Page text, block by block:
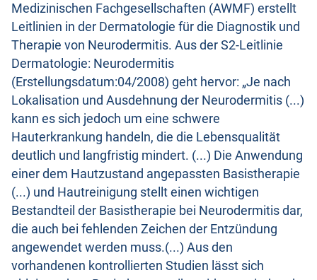
Medizinischen Fachgesellschaften (AWMF) erstellt
Leitlinien in der Dermatologie für die Diagnostik und
Therapie von Neurodermitis. Aus der S2-Leitlinie
Dermatologie: Neurodermitis
(Erstellungsdatum:04/2008) geht hervor: „Je nach
Lokalisation und Ausdehnung der Neurodermitis (...)
kann es sich jedoch um eine schwere
Hauterkrankung handeln, die die Lebensqualität
deutlich und langfristig mindert. (...) Die Anwendung
einer dem Hautzustand angepassten Basistherapie
(...) und Hautreinigung stellt einen wichtigen
Bestandteil der Basistherapie bei Neurodermitis dar,
die auch bei fehlenden Zeichen der Entzündung
angewendet werden muss.(...) Aus den
vorhandenen kontrollierten Studien lässt sich